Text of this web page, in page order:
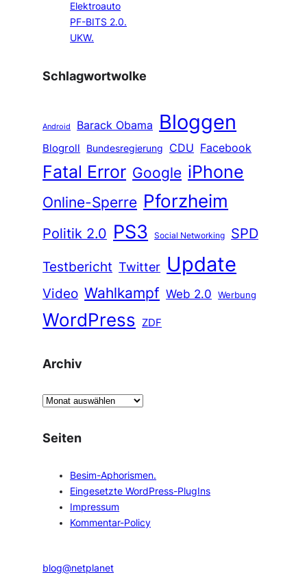
Elektroauto
PF-BITS 2.0.
UKW.
Schlagwortwolke
Android Barack Obama Bloggen
Blogroll Bundesregierung CDU Facebook
Fatal Error Google iPhone
Online-Sperre Pforzheim
Politik 2.0 PS3 Social Networking
SPD
Testbericht Twitter Update
Video Wahlkampf Web 2.0 Werbung
WordPress ZDF
Archiv
A
c
Seiten
Besim-Aphorismen.
Eingesetzte WordPress-PlugIns
Impressum
Kommentar-Policy
blog@netplanet